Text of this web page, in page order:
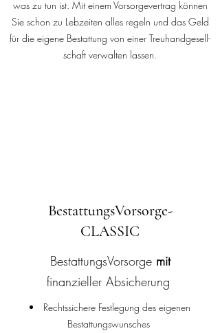
was zu tun ist. Mit einem Vorsorgever­trag können
Sie schon zu Lebzeiten alles regeln und das Geld
für die eigene Bestattung von einer Treu­hand­gesell­
schaft verwalten lassen.
BestattungsVorsorge-
CLASSIC
BestattungsVorsorge mit
finanzieller Absicherung
Rechtssichere Festlegung des eigenen
Bestattungswunsches